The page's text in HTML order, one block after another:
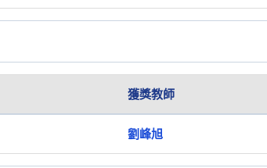
獲獎教師
劉峰旭